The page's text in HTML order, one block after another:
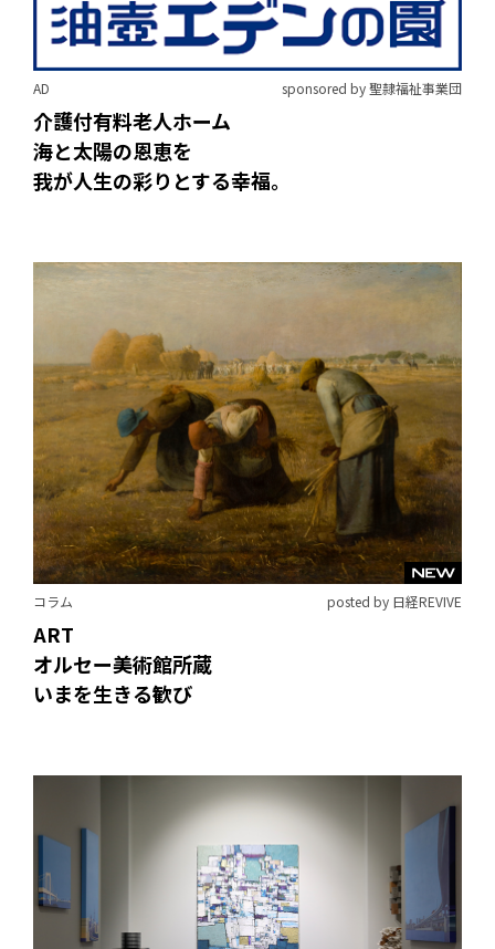
AD sponsored by 聖隷福祉事業団
介護付有料老人ホーム
海と太陽の恩恵を
我が人生の彩りとする幸福。
コラム posted by 日経REVIVE
ART
オルセー美術館所蔵
いまを生きる歓び